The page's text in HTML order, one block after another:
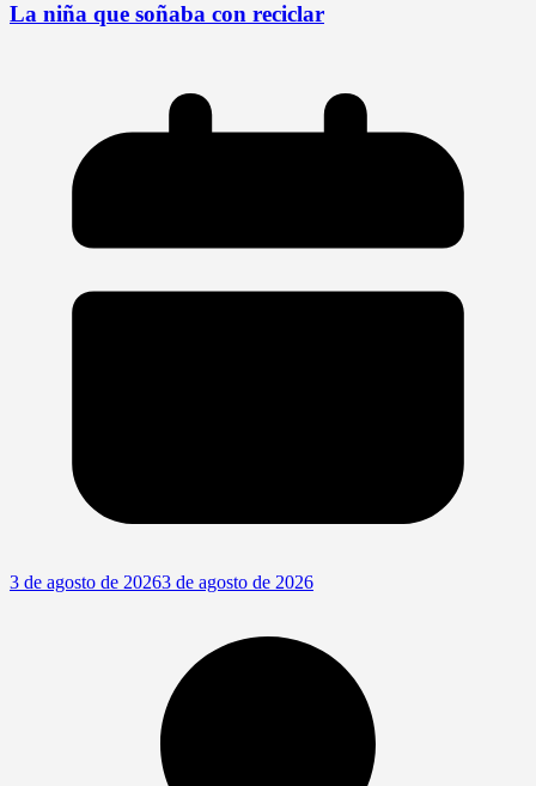
La niña que soñaba con reciclar
3 de agosto de 20263 de agosto de 2026